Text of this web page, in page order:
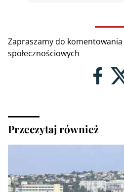
Zapraszamy do
społecznościowych
Przeczytaj również